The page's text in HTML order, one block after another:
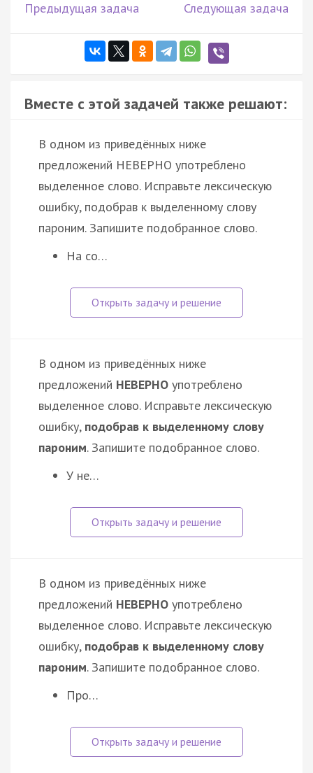
Предыдущая задача Следующая задача
Вместе с этой задачей также решают:
В одном из приведённых ниже
предложений НЕВЕРНО употреблено
выделенное слово. Исправьте лексическую
ошибку, подобрав к выделенному слову
пароним. Запишите подобранное слово.
На со…
В одном из приведённых ниже
предложений НЕВЕРНО употреблено
выделенное слово. Исправьте лексическую
ошибку, подобрав к выделенному слову
пароним. Запишите подобранное слово.
У не…
В одном из приведённых ниже
предложений НЕВЕРНО употреблено
выделенное слово. Исправьте лексическую
ошибку, подобрав к выделенному слову
пароним. Запишите подобранное слово.
Про…